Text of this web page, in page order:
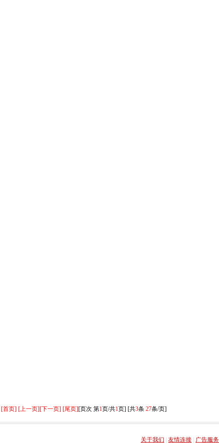
[首页] [上一页][下一页] [尾页][页次 第1页/共1页] [共3条 27条/页]
关于我们 友情连接 广告服务